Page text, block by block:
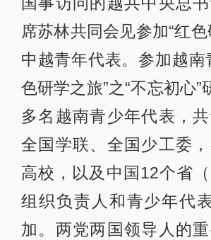
席苏林共同会见参加“红色
中越青年代表。参加越南
色研学之旅”之“不忘初心”
多名越南青少年代表，共
全国学联、全国少工委，
高校，以及中国12个省
组织负责人和青少年代
加。两党两国领导人的